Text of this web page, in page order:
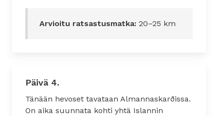
Arvioitu ratsastusmatka: 20–25 km
Päivä 4.
Tänään hevoset tavataan Almannaskarðissa.
On aika suunnata kohti yhtä Islannin